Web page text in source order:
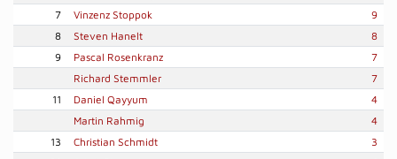
7
Vinzenz Stoppok
9
8
Steven Hanelt
8
9
Pascal Rosenkranz
7
Richard Stemmler
7
11
Daniel Qayyum
4
Martin Rahmig
4
13
Christian Schmidt
3